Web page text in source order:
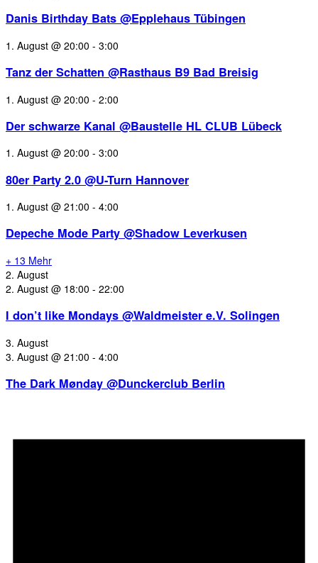
Danis Birthday Bats @Epplehaus Tübingen
1. August @ 20:00 - 3:00
Tanz der Schatten @Rasthaus B9 Bad Breisig
1. August @ 20:00 - 2:00
Der schwarze Kanal @Baustelle HL CLUB Lübeck
1. August @ 20:00 - 3:00
80er Party 2.0 @U-Turn Hannover
1. August @ 21:00 - 4:00
Depeche Mode Party @Shadow Leverkusen
+ 13 Mehr
2. August
2. August @ 18:00 - 22:00
I don’t like Mondays @Waldmeister e.V. Solingen
3. August
3. August @ 21:00 - 4:00
The Dark Mønday @Dunckerclub Berlin